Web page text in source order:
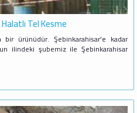
Tel Kesme
ürünüdür. Şebinkarahisar'e kadar
ilindeki şubemiz ile Şebinkarahisar